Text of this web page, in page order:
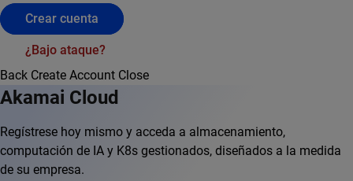
Crear cuenta
¿Bajo ataque?
Back Create Account Close
Akamai Cloud
Regístrese hoy mismo y acceda a almacenamiento,
computación de IA y K8s gestionados, diseñados a la medida
de su empresa.